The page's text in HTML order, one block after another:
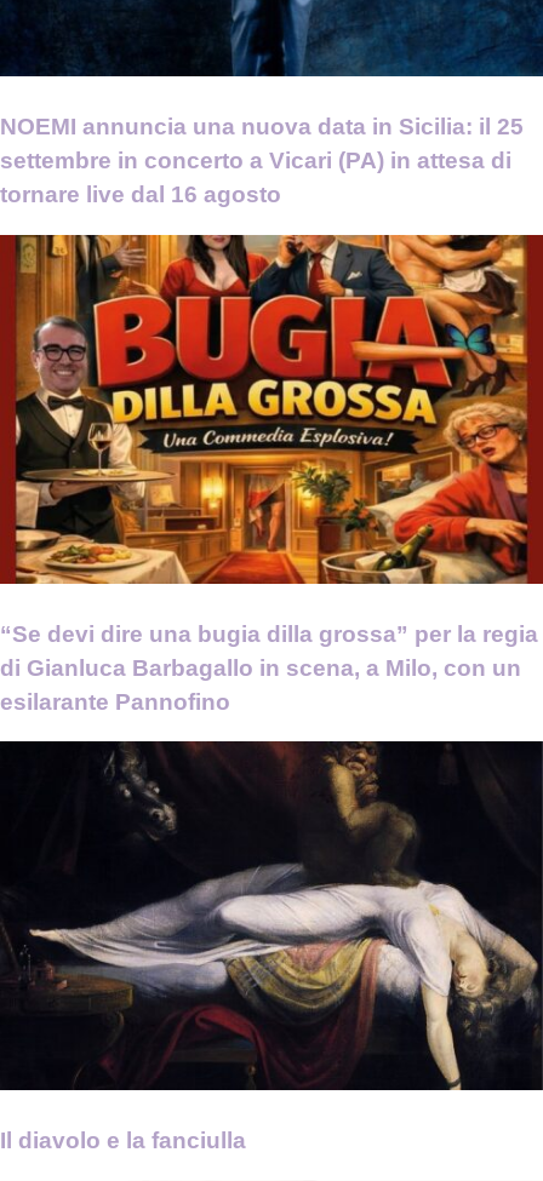
NOEMI annuncia una nuova data in Sicilia: il 25
settembre in concerto a Vicari (PA) in attesa di
tornare live dal 16 agosto
“Se devi dire una bugia dilla grossa” per la regia
di Gianluca Barbagallo in scena, a Milo, con un
esilarante Pannofino
Il diavolo e la fanciulla